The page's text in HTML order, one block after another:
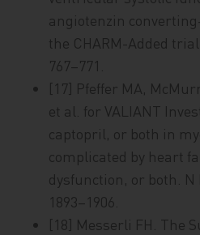
angiotenzin
the CHARM-Added
767–771.
[17] Pfeffer MA,
et al. for VALIANT
captopril, or both in
complicated by heart
dysfunction, or both. N
1893–1906.
[18] Messerli FH. The